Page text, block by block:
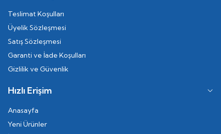
Teslimat Koşulları
Üyelik Sözleşmesi
Satış Sözleşmesi
Garanti ve İade Koşulları
Gizlilik ve Güvenlik
Hızlı Erişim
Anasayfa
Yeni Ürünler